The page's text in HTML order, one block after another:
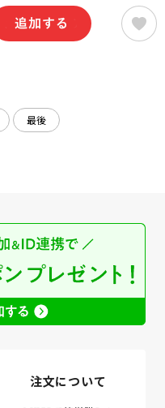
最後
注文について